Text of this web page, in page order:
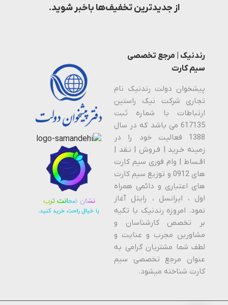
از جدیدترین تخفیف‌ها باخبر شوید.
رندنیک | مرجع تخصصی
سیم کارت
پیشخوان دولت رندنیک نام
تجاری شرکت نیک راستین
ارتباطات با شماره ثبت
617135 می باشد که در سال
1388 فعالیت خود را در
زمینه خـرید | فـروش | نـقد |
اقـساط | وام فوری سیم کارت
های 0912 و توزیع سیم کارت
های اعتباری و دائمی همراه
اول ، ایرانسل ، رایتل آغاز
نمود. امروزه رندنیک با تکیه
بر تخصص کارشناسان و
مشاورین مجرب و عنایت و
لطف شما مشتریان گرامی به
عنوان مرجع تخصصی سیم
کارت شناخته میشود.